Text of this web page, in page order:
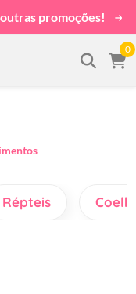
com outras
0
Répteis